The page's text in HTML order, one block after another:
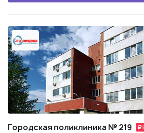
Городская поликлиника № 219